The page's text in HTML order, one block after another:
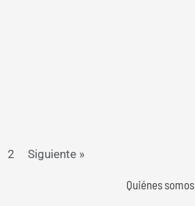
2 Siguiente »
Quiénes somos